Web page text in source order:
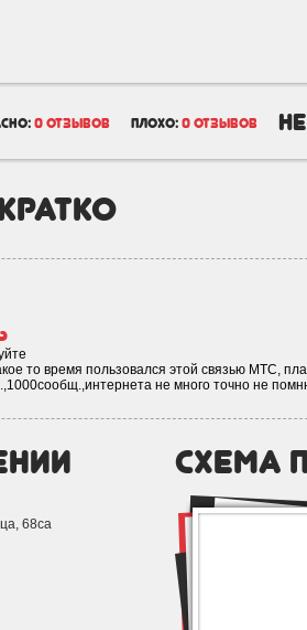
0 отзывов плохо: 0 отзывов
то время пользовался этой связью МТС,
не много точно не
68са
схема